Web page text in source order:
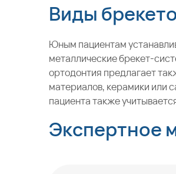
Виды
Юным пациентам
металлические брекет-
ортодонтия предлагает
материалов, керамики или
пациента также
Экспертное